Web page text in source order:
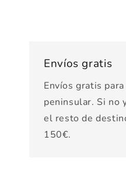
Envíos gratis
Envíos gratis
peninsular. Si no
el resto de
150€.